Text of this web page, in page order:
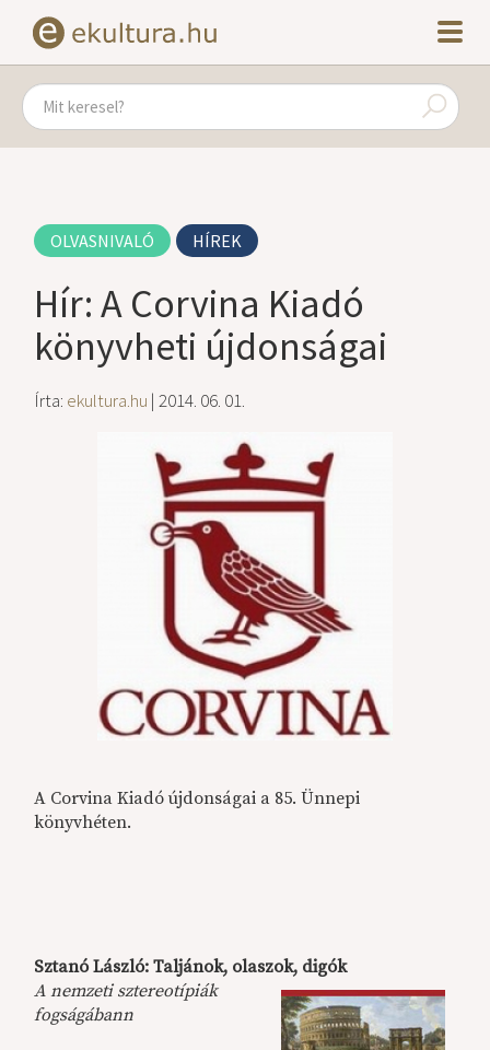
OLVASNIVALÓ HÍREK
Hír: A Corvina Kiadó
könyvheti újdonságai
Írta: ekultura.hu | 2014. 06. 01.
A Corvina Kiadó újdonságai a 85. Ünnepi
könyvhéten.
Sztanó László: Taljánok, olaszok, digók
A nemzeti sztereotípiák
fogságábann